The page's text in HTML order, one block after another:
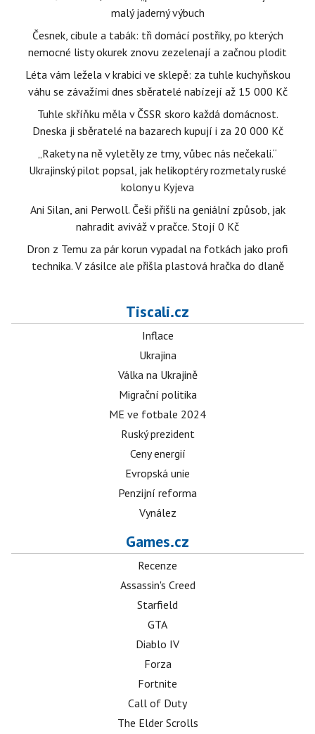
malý jaderný výbuch
Česnek, cibule a tabák: tři domácí postřiky, po kterých
nemocné listy okurek znovu zezelenají a začnou plodit
Léta vám ležela v krabici ve sklepě: za tuhle kuchyňskou
váhu se závažími dnes sběratelé nabízejí až 15 000 Kč
Tuhle skříňku měla v ČSSR skoro každá domácnost.
Dneska ji sběratelé na bazarech kupují i za 20 000 Kč
„Rakety na ně vyletěly ze tmy, vůbec nás nečekali.“
Ukrajinský pilot popsal, jak helikoptéry rozmetaly ruské
kolony u Kyjeva
Ani Silan, ani Perwoll. Češi přišli na geniální způsob, jak
nahradit aviváž v pračce. Stojí 0 Kč
Dron z Temu za pár korun vypadal na fotkách jako profi
technika. V zásilce ale přišla plastová hračka do dlaně
Tiscali.cz
Inflace
Ukrajina
Válka na Ukrajině
Migrační politika
ME ve fotbale 2024
Ruský prezident
Ceny energií
Evropská unie
Penzijní reforma
Vynález
Games.cz
Recenze
Assassin's Creed
Starfield
GTA
Diablo IV
Forza
Fortnite
Call of Duty
The Elder Scrolls